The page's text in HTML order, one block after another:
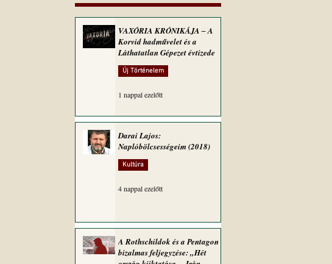
VAXÓRIA KRÓNIKÁJA ‒ A
Korvid hadművelet és a
Láthatatlan Gépezet évtizede
Új Történelem
1 nappal ezelőtt
Darai Lajos:
Naplóbölcsességeim (2018)
Kultúra
4 nappal ezelőtt
A Rothschildok és a Pentagon
bizalmas feljegyzése: „Hét